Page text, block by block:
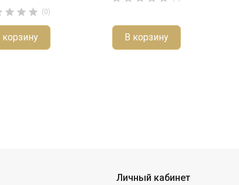
   (0)
корзину В корзину
Личный кабинет